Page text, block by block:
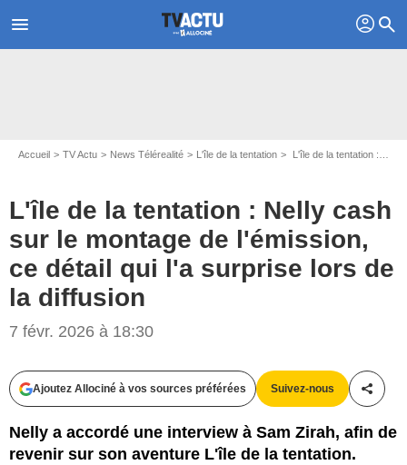
menu profil search
Accueil TV Actu News Télérealité L'île de la tentation L'île de la tentation : Nelly cash sur le montage de l'émission, ce détail qui l'a surprise lors de la diffusion
L'île de la tentation : Nelly cash
sur le montage de l'émission,
ce détail qui l'a surprise lors de
la diffusion
7 févr. 2026 à 18:30
Ajoutez Allociné à vos sources préférées Suivez-nous
Nelly a accordé une interview à Sam Zirah, afin de
revenir sur son aventure L'île de la tentation.